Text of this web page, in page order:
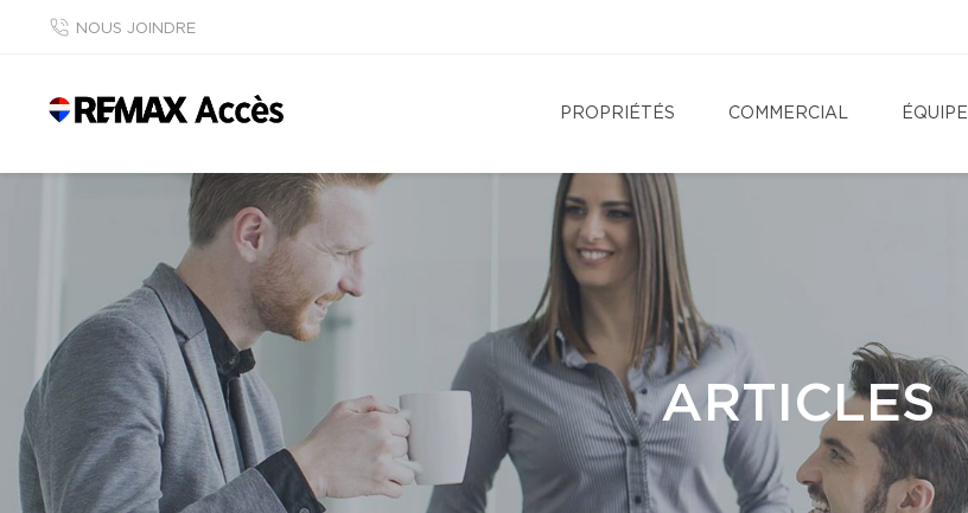
NOUS JOINDRE
PROPRIÉTÉS COMMERCIAL ÉQUIPE
ARTICLES